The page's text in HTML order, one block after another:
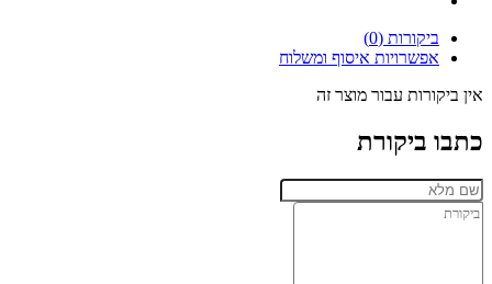
ביקורות (0)
אפשרויות איסוף ומשלוח
אין ביקורות עבור מוצר זה
כתבו ביקורת